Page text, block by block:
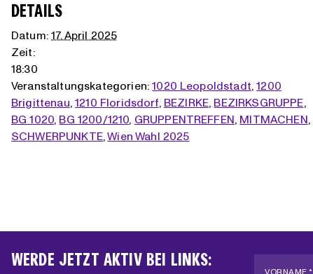
DETAILS
Datum: 17. April 2025
Zeit:
18:30
Veranstaltungskategorien: 1020 Leopoldstadt,1200
Brigittenau,1210 Floridsdorf, BEZIRKE, BEZIRKSGRUPPE,
BG 1020, BG 1200/1210, GRUPPENTREFFEN, MITMACHEN,
SCHWERPUNKTE,Wien Wahl 2025
WERDE JETZT AKTIV BEI LINKS:
VORNAME *